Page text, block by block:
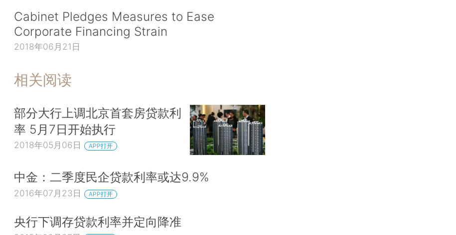
Cabinet Pledges Measures to Ease
Corporate Financing Strain
2018年06月21日
相关阅读
部分大行上调北京首套房贷款利
率 5月7日开始执行
2018年05月06日 APP打开
中金：二季度民企贷款利率或达9.9%
2016年07月23日 APP打开
央行下调存贷款利率并定向降准